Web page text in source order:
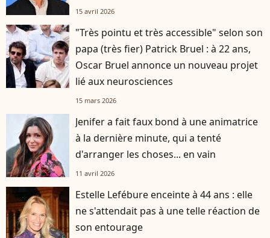
15 avril 2026
"Très pointu et très accessible" selon son
papa (très fier) Patrick Bruel : à 22 ans,
Oscar Bruel annonce un nouveau projet
lié aux neurosciences
15 mars 2026
Jenifer a fait faux bond à une animatrice
à la dernière minute, qui a tenté
d'arranger les choses... en vain
11 avril 2026
Estelle Lefébure enceinte à 44 ans : elle
ne s'attendait pas à une telle réaction de
son entourage